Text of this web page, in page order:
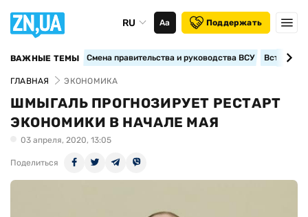
RU Аа Поддержать
ВАЖНЫЕ ТЕМЫ Смена правительства и руководства ВСУ
ГЛАВНАЯ ЭКОНОМИКА
ШМЫГАЛЬ ПРОГНОЗИРУЕТ РЕСТАРТ
ЭКОНОМИКИ В НАЧАЛЕ МАЯ
03 апреля, 2020, 13:05
Поделиться